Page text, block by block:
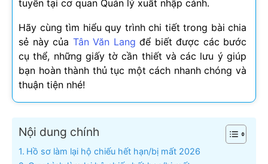
tuyến tại cơ quan Quản lý xuất nhập cảnh.
Hãy cùng tìm hiểu quy trình chi tiết trong bài chia
sẻ này của Tân Văn Lang để biết được các bước
cụ thể, những giấy tờ cần thiết và các lưu ý giúp
bạn hoàn thành thủ tục một cách nhanh chóng và
thuận tiện nhé!
Nội dung chính
Hồ sơ làm lại hộ chiếu hết hạn/bị mất 2026